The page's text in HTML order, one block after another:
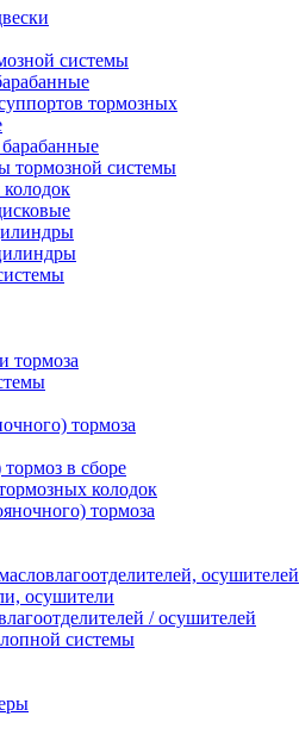
системы
тормозных
тормозной системы
тормоза
тормоза
в сборе
колодок
тормоза
осушителей
осушители
/ осушителей
системы